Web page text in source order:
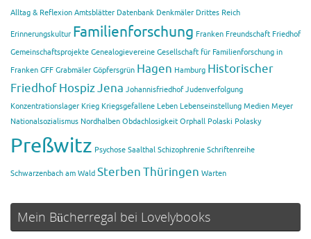
Alltag & Reflexion Amtsblätter Datenbank Denkmäler Drittes Reich
Erinnerungskultur Familienforschung Franken Freundschaft Friedhof
Gemeinschaftsprojekte Genealogievereine Gesellschaft für Familienforschung in
Franken GFF Grabmäler Göpfersgrün Hagen Hamburg Historischer
FriedhofHospizJena Johannisfriedhof Judenverfolgung
Konzentrationslager Krieg Kriegsgefallene Leben Lebenseinstellung Medien Meyer
Nationalsozialismus Nordhalben Obdachlosigkeit Orphall Polaski Polasky
Preßwitz Psychose Saalthal Schizophrenie Schriftenreihe
Schwarzenbach am Wald SterbenThüringen Warten
Mein Bücherregal bei Lovelybooks